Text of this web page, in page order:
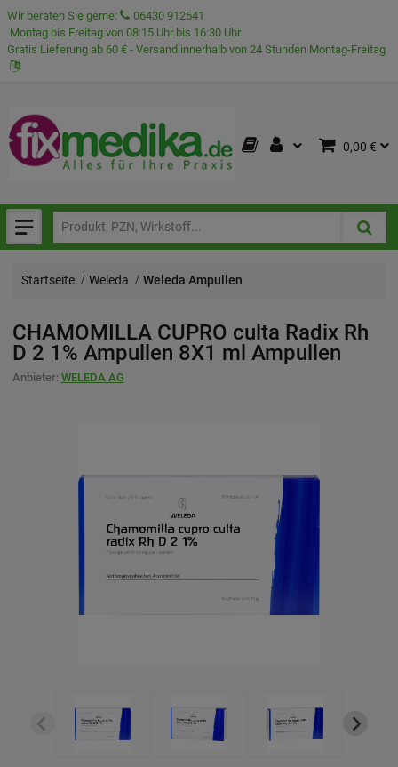
Wir beraten Sie gerne:
06430 912541
Montag bis Freitag von 08:15 Uhr bis 16:30 Uhr
Gratis Lieferung ab 60 € - Versand innerhalb von 24 Stunden Montag-Freitag
0,00 €
Startseite Weleda Weleda Ampullen
CHAMOMILLA CUPRO culta Radix Rh
D 2 1% Ampullen 8X1 ml Ampullen
Anbieter: WELEDA AG